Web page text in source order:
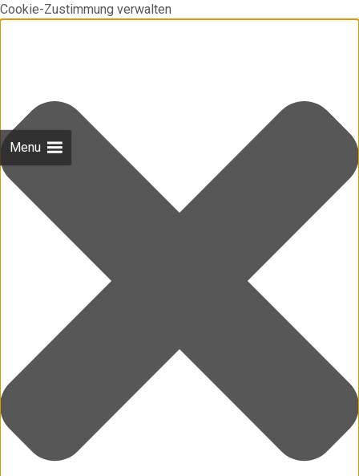
Cookie-Zustimmung verwalten
Menu